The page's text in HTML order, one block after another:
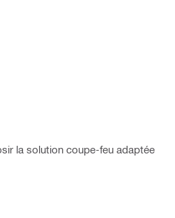
la solution coupe-feu adaptée